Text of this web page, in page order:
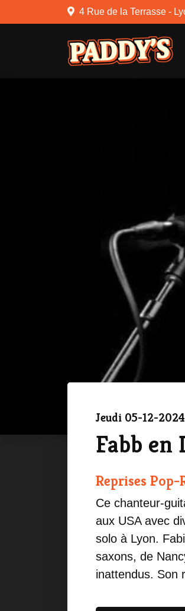
4 Rue de la Terrasse -
Jeudi 05-12-2024
Fabb en
Reprises Pop-
Ce chanteur-
aux USA avec
solo à Lyon.
saxons, de
inattendus. Son